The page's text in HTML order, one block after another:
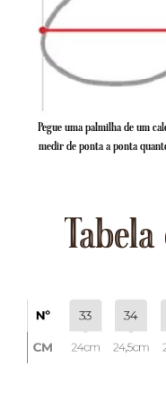
Pegue uma palmilha de um
medir de ponta a ponta